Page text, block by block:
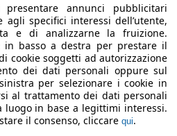
annunci pubblicitari
agli specifici interessi dell’utente,
e di analizzarne la fruizione.
in basso a destra per prestare il
cookie soggetti ad autorizzazione
dei dati personali oppure sul
per selezionare i cookie in
al trattamento dei dati personali
luogo in base a legittimi interessi.
il consenso, cliccare qui.